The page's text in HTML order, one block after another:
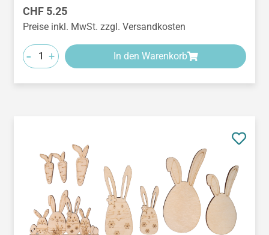
Regulärer Preis:
CHF 5.25
Preise inkl. MwSt. zzgl. Versandkosten
- + In den Warenkorb